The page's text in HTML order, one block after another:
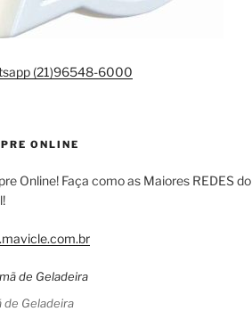
(21)96548-6000
ONLINE
Online! Faça como as Maiores REDES do
de Geladeira